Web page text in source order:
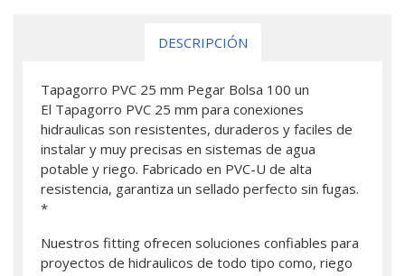
DESCRIPCIÓN
Tapagorro PVC 25 mm Pegar Bolsa 100 un
El Tapagorro PVC 25 mm para conexiones
hidraulicas son resistentes, duraderos y faciles de
instalar y muy precisas en sistemas de agua
potable y riego. Fabricado en PVC-U de alta
resistencia, garantiza un sellado perfecto sin fugas.
*
Nuestros fitting ofrecen soluciones confiables para
proyectos de hidraulicos de todo tipo como, riego